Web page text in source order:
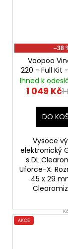
–38
Voopoo
220 - Full Kit
Black s
Ihned k
1 049 Kč
DO
Vysoce
elektronický
s DL
Uforce-X.
45 x 29
AKCE